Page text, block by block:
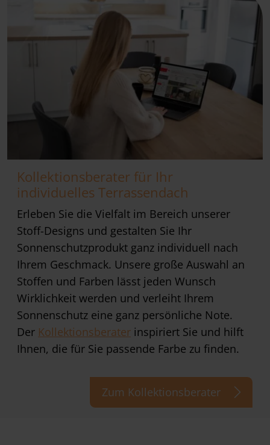
Kollektionsberater für Ihr
individuelles Terrassendach
Erleben Sie die Vielfalt im Bereich unserer
Stoff-Designs und gestalten Sie Ihr
Sonnenschutzprodukt ganz individuell nach
Ihrem Geschmack. Unsere große Auswahl an
Stoffen und Farben lässt jeden Wunsch
Wirklichkeit werden und verleiht Ihrem
Sonnenschutz eine ganz persönliche Note.
Der Kollektionsberater inspiriert Sie und hilft
Ihnen, die für Sie passende Farbe zu finden.
Zum Kollektionsberater